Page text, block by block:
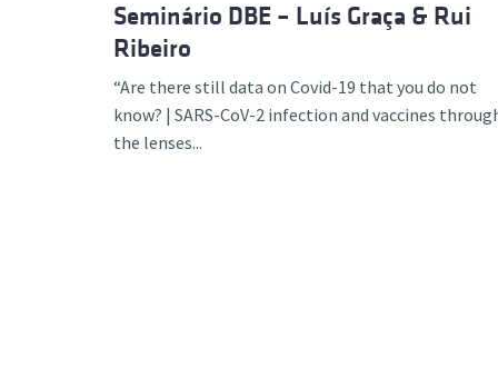
Seminário DBE – Luís Graça & Rui
Ribeiro
“Are there still data on Covid-19 that you do not
know? | SARS-CoV-2 infection and vaccines
the lenses...